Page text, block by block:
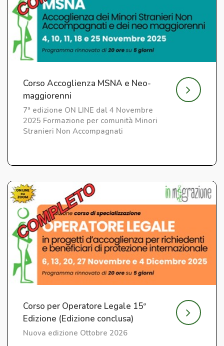
Corso Accoglienza MSNA e Neo-
maggiorenni
7ª edizione ON LINE dal 4 Novembre
2025 Formazione per comunità Minori
Stranieri Non Accompagnati
Corso per Operatore Legale 15ª
Edizione (Edizione conclusa)
Nuova edizione Ottobre 2026